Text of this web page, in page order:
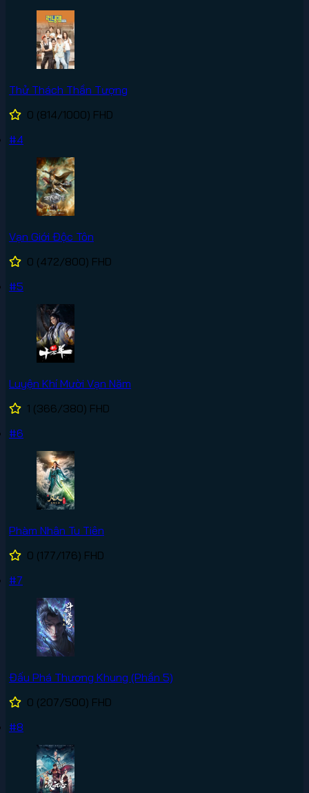
Thử Thách Thần Tượng
0 (814/1000) FHD
#4
Vạn Giới Độc Tôn
0 (472/800) FHD
#5
Luyện Khí Mười Vạn Năm
1 (366/380) FHD
#6
Phàm Nhân Tu Tiên
0 (177/176) FHD
#7
Đấu Phá Thương Khung (Phần 5)
0 (207/500) FHD
#8